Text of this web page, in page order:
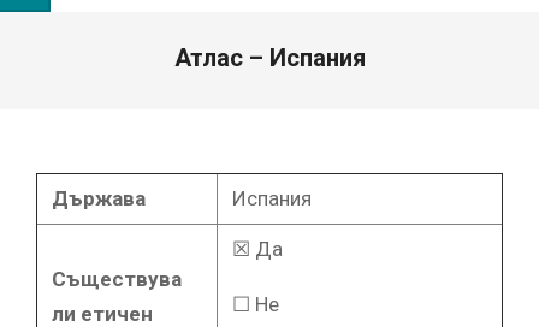
Атлас – Испания
Държава Испания
Съществува
ли етичен
☒ Да
☐ Не